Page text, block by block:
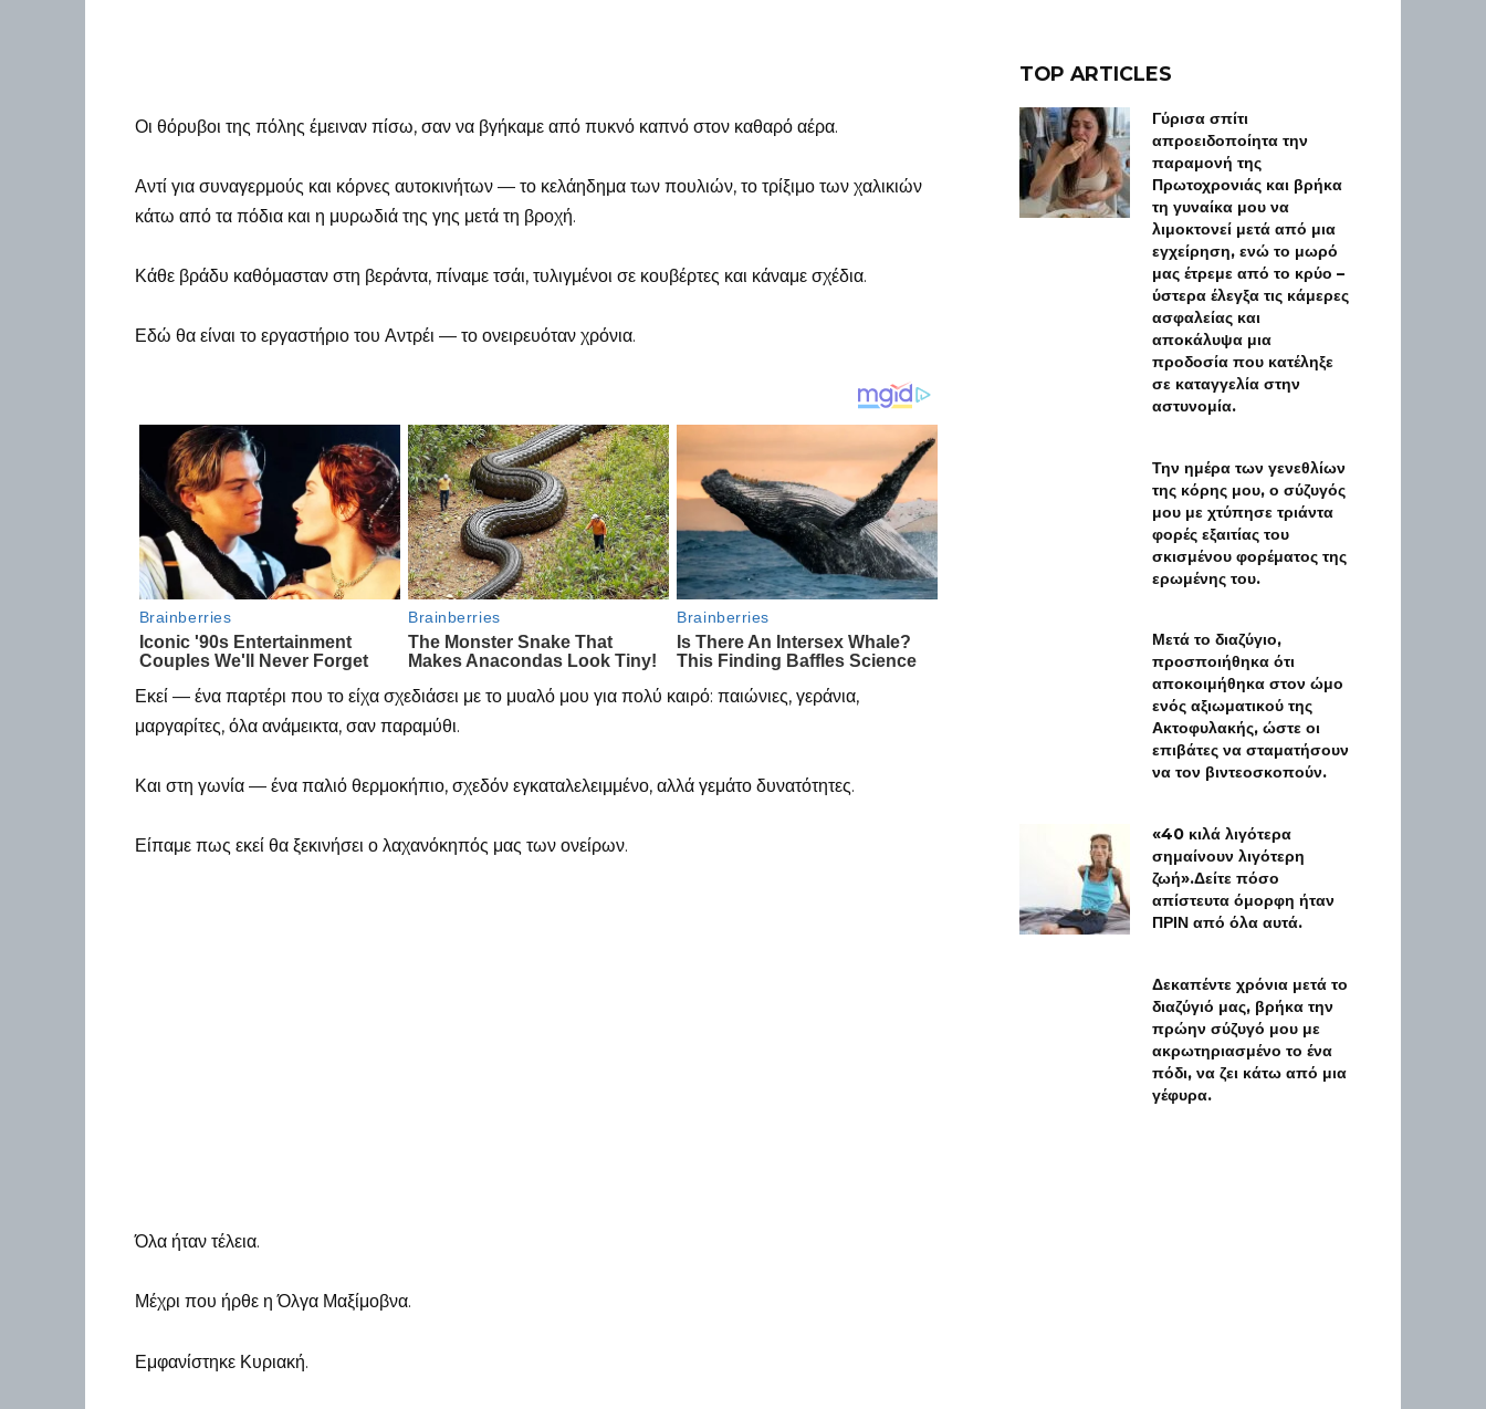
Οι θόρυβοι της πόλης έμειναν πίσω, σαν να βγήκαμε από πυκνό καπνό στον καθαρό αέρα.
Αντί για συναγερμούς και κόρνες αυτοκινήτων — το κελάηδημα των πουλιών, το τρίξιμο των χαλικιών
κάτω από τα πόδια και η μυρωδιά της γης μετά τη βροχή.
Κάθε βράδυ καθόμασταν στη βεράντα, πίναμε τσάι, τυλιγμένοι σε κουβέρτες και κάναμε σχέδια.
Εδώ θα είναι το εργαστήριο του Αντρέι — το ονειρευόταν χρόνια.
Εκεί — ένα παρτέρι που το είχα σχεδιάσει με το μυαλό μου για πολύ καιρό: παιώνιες, γεράνια,
μαργαρίτες, όλα ανάμεικτα, σαν παραμύθι.
Και στη γωνία — ένα παλιό θερμοκήπιο, σχεδόν εγκαταλελειμμένο, αλλά γεμάτο δυνατότητες.
Είπαμε πως εκεί θα ξεκινήσει ο λαχανόκηπός μας των ονείρων.
Όλα ήταν τέλεια.
Μέχρι που ήρθε η Όλγα Μαξίμοβνα.
Εμφανίστηκε Κυριακή.
TOP ARTICLES
Γύρισα σπίτι
απροειδοποίητα την
παραμονή της
Πρωτοχρονιάς και βρήκα
τη γυναίκα μου να
λιμοκτονεί μετά από μια
εγχείρηση, ενώ το μωρό
μας έτρεμε από το κρύο –
ύστερα έλεγξα τις κάμερες
ασφαλείας και
αποκάλυψα μια
προδοσία που κατέληξε
σε καταγγελία στην
αστυνομία.
Την ημέρα των γενεθλίων
της κόρης μου, ο σύζυγός
μου με χτύπησε τριάντα
φορές εξαιτίας του
σκισμένου φορέματος της
ερωμένης του.
Μετά το διαζύγιο,
προσποιήθηκα ότι
αποκοιμήθηκα στον ώμο
ενός αξιωματικού της
Ακτοφυλακής, ώστε οι
επιβάτες να σταματήσουν
να τον βιντεοσκοπούν.
«40 κιλά λιγότερα
σημαίνουν λιγότερη
ζωή».Δείτε πόσο
απίστευτα όμορφη ήταν
ΠΡΙΝ από όλα αυτά.
Δεκαπέντε χρόνια μετά το
διαζύγιό μας, βρήκα την
πρώην σύζυγό μου με
ακρωτηριασμένο το ένα
πόδι, να ζει κάτω από μια
γέφυρα.